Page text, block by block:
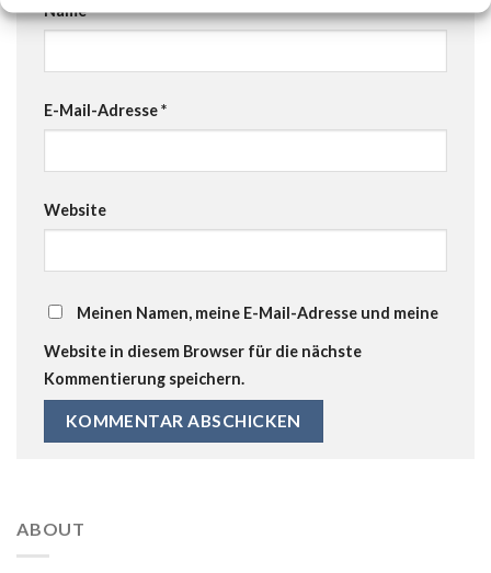
Name*
E-Mail-Adresse*
Website
Meinen Namen, meine E-Mail-Adresse und meine
Website in diesem Browser für die nächste
Kommentierung speichern.
ABOUT